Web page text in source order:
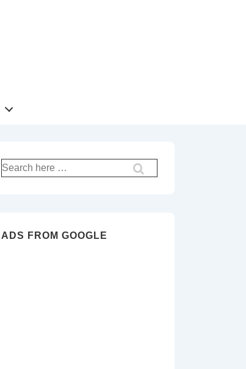
Recherche
pour:
ADS FROM GOOGLE